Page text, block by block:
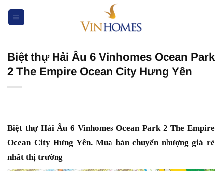
Biệt thự Hải Âu 6 Vinhomes Ocean Park
2 The Empire Ocean City Hưng Yên
Biệt thự Hải Âu 6 Vinhomes Ocean Park 2 The Empire
Ocean City Hưng Yên. Mua bán chuyển nhượng giá rẻ
nhất thị trường